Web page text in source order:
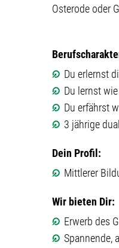
Osterode oder
Du erlernst
Du lernst
Du erfährst
3 jährige
Dein Profil:
Mittlerer
Wir bieten Dir:
Erwerb des
Spannende,